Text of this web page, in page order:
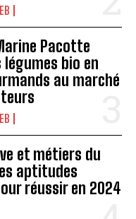
Pacotte
bio en
au marché
et métiers du
aptitudes
réussir en 2024